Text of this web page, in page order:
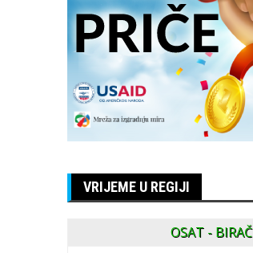
VRIJEME U REGIJI
OSAT - BIRAČ